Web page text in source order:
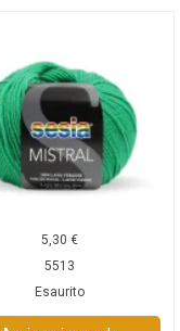
5,30€
5513
Esaurito